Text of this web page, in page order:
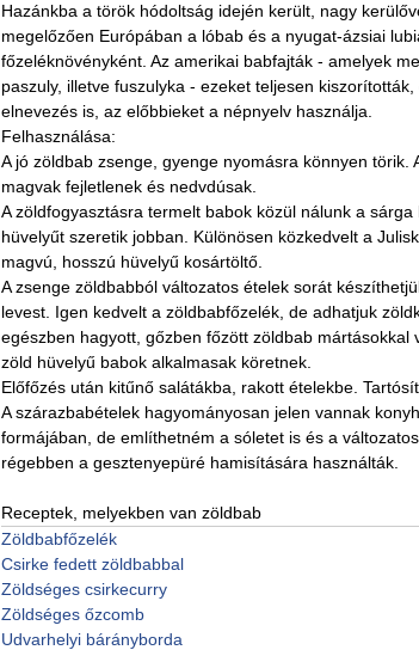
Hazánkba a török hódoltság idején került, nagy
megelőzően Európában a lóbab és a nyugat-ázsiai
főzeléknövényként. Az amerikai babfajták - amelyek
paszuly, illetve fuszulyka - ezeket teljesen
elnevezés is, az előbbieket a népnyelv használja.
Felhasználása:
A jó zöldbab zsenge, gyenge nyomásra könnyen törik.
magvak fejletlenek és nedvdúsak.
A zöldfogyasztásra termelt babok közül nálunk a
hüvelyűt szeretik jobban. Különösen közkedvelt a
magvú, hosszú hüvelyű kosártöltő.
A zsenge zöldbabból változatos ételek sorát
levest. Igen kedvelt a zöldbabfőzelék, de adhatjuk
egészben hagyott, gőzben főzött zöldbab mártásokkal
zöld hüvelyű babok alkalmasak köretnek.
Előfőzés után kitűnő salátákba, rakott ételekbe.
A szárazbabételek hagyományosan jelen vannak
formájában, de említhetném a sóletet is és a
régebben a gesztenyepüré hamisítására használták.
Receptek, melyekben van zöldbab
Zöldbabfőzelék
Csirke fedett zöldbabbal
Zöldséges csirkecurry
Zöldséges őzcomb
Udvarhelyi bárányborda